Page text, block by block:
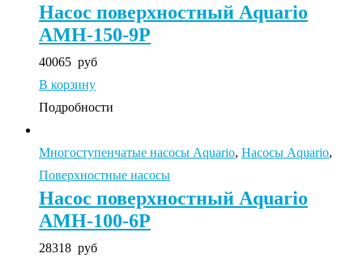
Насос поверхностный Aquario
AMH-150-9P
40065 руб
В корзину
Подробности
Многоступенчатые насосы Aquario, Насосы Aquario,
Поверхностные насосы
Насос поверхностный Aquario
AMH-100-6P
28318 руб